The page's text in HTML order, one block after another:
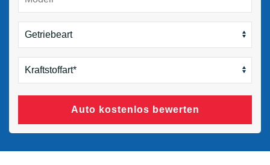
Auto kostenlos bewerten